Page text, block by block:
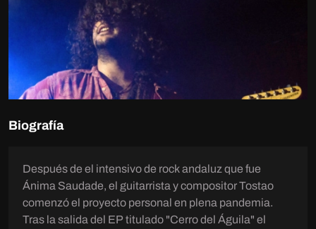
Biografía
Después de el intensivo de rock andaluz que fue
Ánima Saudade, el guitarrista y compositor Tostao
comenzó el proyecto personal en plena pandemia.
Tras la salida del EP titulado "Cerro del Águila" el